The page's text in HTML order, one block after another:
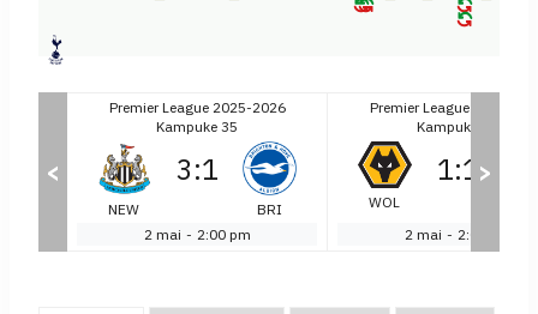
Premier League 2025-2026
Kampuke 35
NEW
3:1
BRI
2 mai - 2:00 pm
Premier League 2025-
Kampuke 35
WOL
1:1
2 mai - 2:00 pm
< >